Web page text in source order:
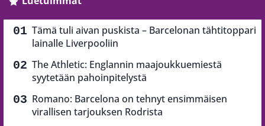
Tämä tuli aivan puskista – Barcelonan tähtitoppari
lainalle Liverpooliin
The Athletic: Englannin maajoukkuemiestä
syytetään pahoinpitelystä
Romano: Barcelona on tehnyt ensimmäisen
virallisen tarjouksen Rodrista